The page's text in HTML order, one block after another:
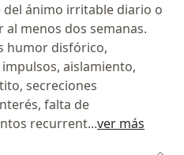
ánimo irritable diario o
menos dos semanas.
humor disfórico,
aislamiento,
secreciones
falta de
recurrent...ver más